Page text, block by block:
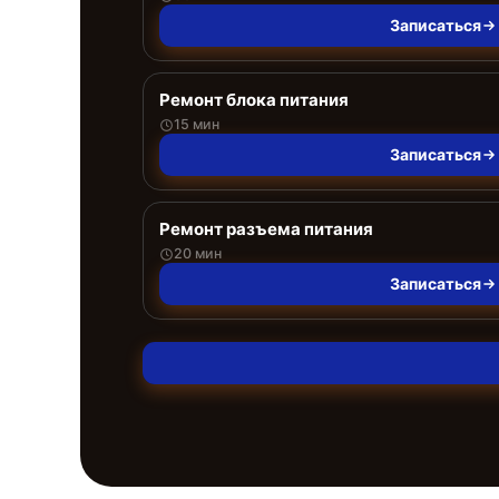
Записаться
Ремонт блока питания
15 мин
Записаться
Ремонт разъема питания
20 мин
Записаться